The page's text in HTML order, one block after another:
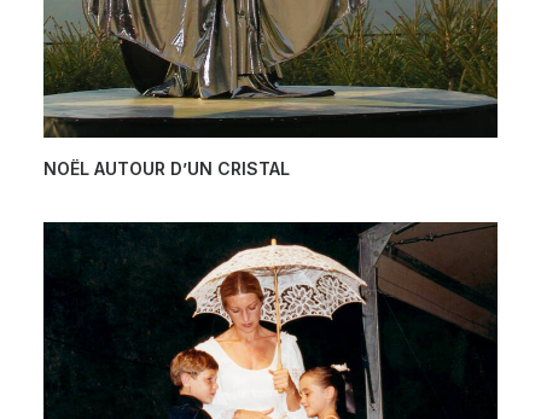
NOËL AUTOUR D’UN CRISTAL